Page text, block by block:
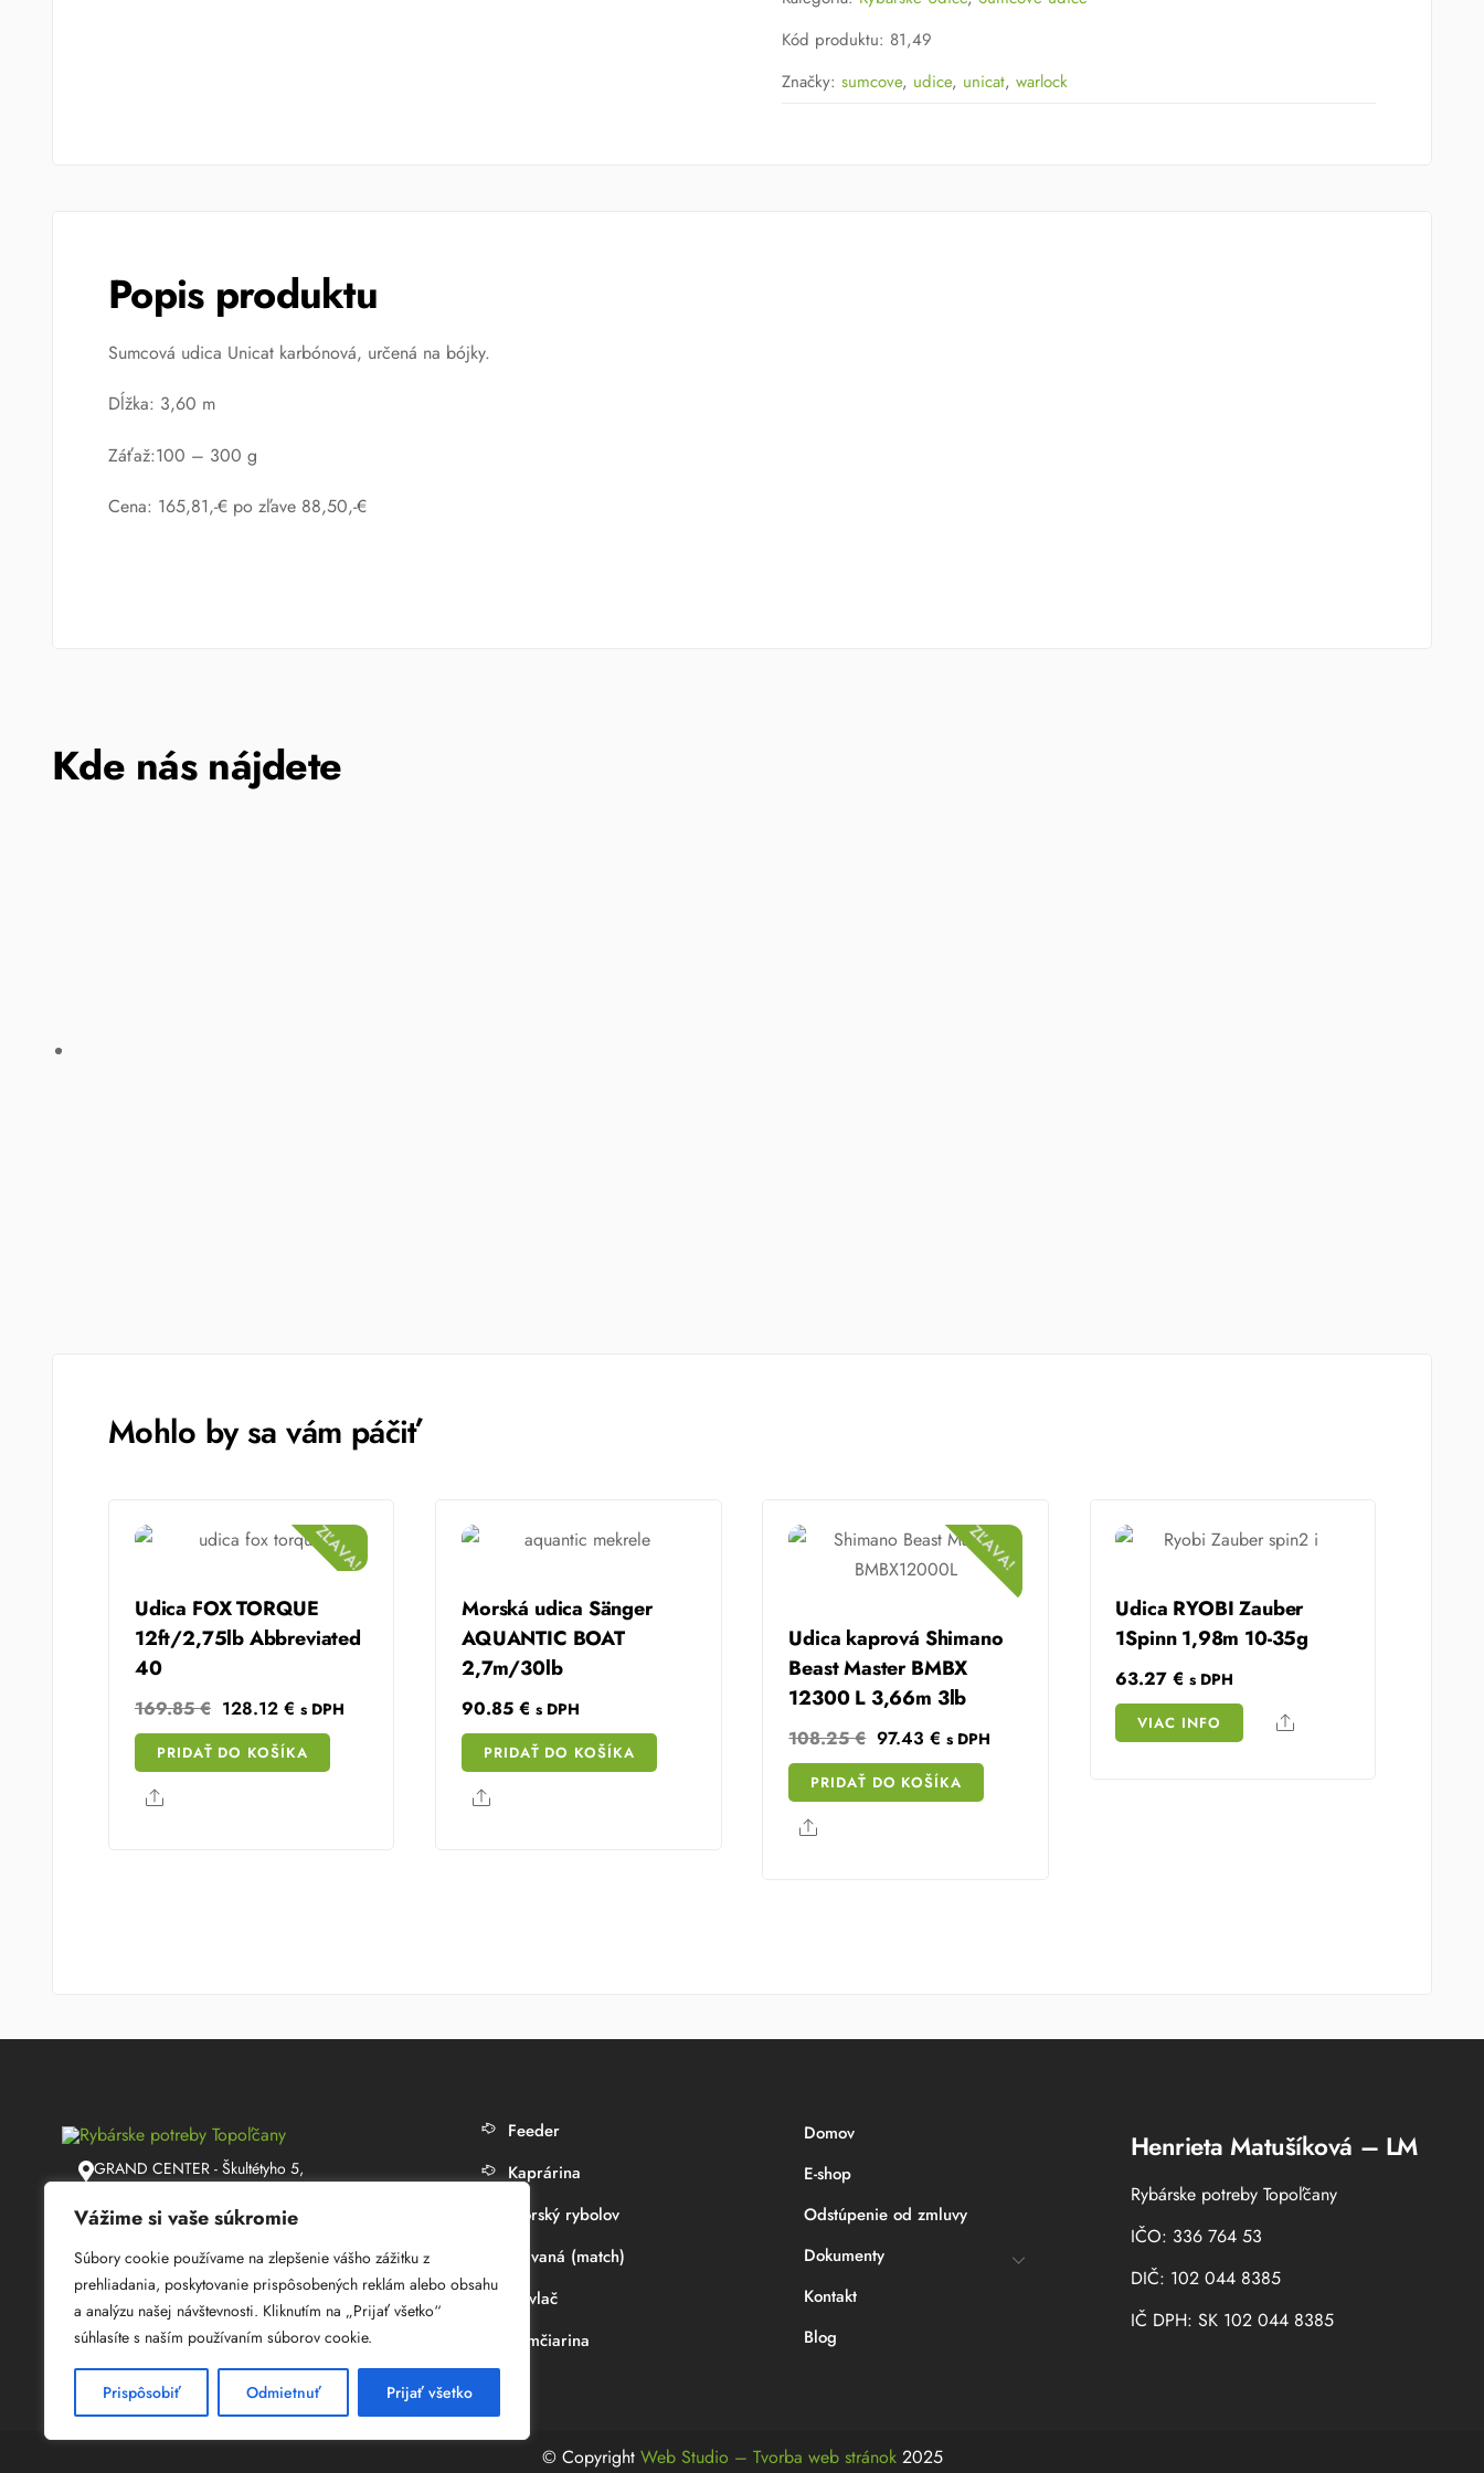
Vážime si vaše súkromie
Súbory cookie používame na zlepšenie vášho zážitku z
prehliadania, poskytovanie prispôsobených reklám alebo obsahu
a analýzu našej návštevnosti. Kliknutím na „Prijať všetko“
súhlasíte s naším používaním súborov cookie.
Prispôsobiť Odmietnuť Prijať všetko
Boje
Kód produktu: 81,49
Značky:sumcove, udice, unicat,warlock
Popis produktu
Sumcová udica Unicat karbónová, určená na bójky.
Dĺžka: 3,60 m
Záťaž:100 – 300 g
Cena: 165,81,-€ po zľave 88,50,-€
Kde nás nájdete
Mohlo by sa vám páčiť
ZĽAVA!
Udica FOX TORQUE
12ft/2,75lb Abbreviated
40
169.85€ Original
price
was:
128.12 €Current
price
is:
s DPH
PRIDAŤ DO KOŠÍKA
Share
Morská udica Sänger
AQUANTIC BOAT
2,7m/30lb
90.85€ s DPH
PRIDAŤ DO KOŠÍKA
Share
ZĽAVA!
Udica kaprová Shimano
Beast Master BMBX
12300 L 3,66m 3lb
108.25€ Original
price
was:
97.43€ Current
price
is:
s DPH
PRIDAŤ DO KOŠÍKA
Share
Udica RYOBI Zauber
1Spinn 1,98m 10-35g
63.27€ s DPH
VIAC INFO Share
GRAND CENTER - Škultétyho 5,
+421 915 050 060
08:30 - 17:00
Feeder
Kaprárina
Morský rybolov
Plávaná (match)
Prívlač
Sumčiarina
Domov
E-shop
Odstúpenie od zmluvy
Dokumenty
Kontakt
Blog
Henrieta Matušíková – LM
Rybárske potreby Topoľčany
IČO: 336 764 53
DIČ: 102 044 8385
IČ DPH: SK 102 044 8385
© Copyright Web Studio – Tvorba web stránok2025